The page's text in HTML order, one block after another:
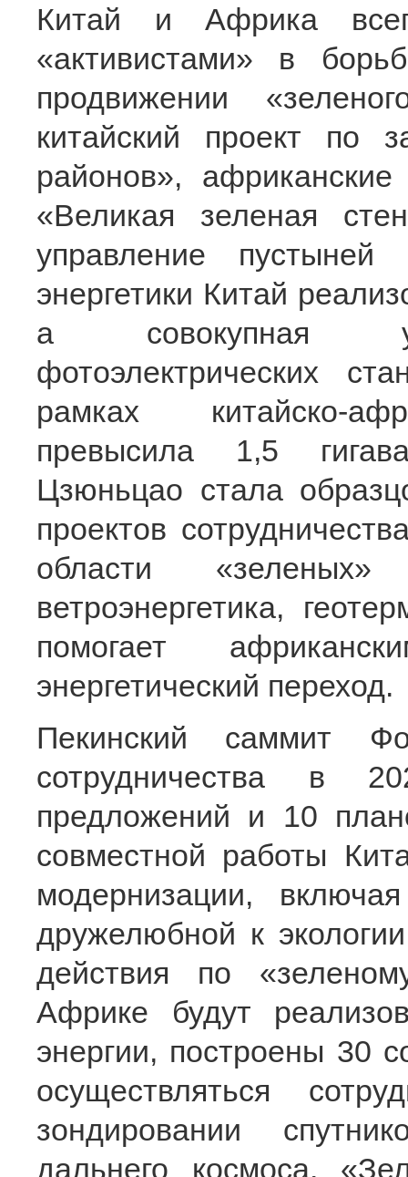
Китай и Африка
«активистами» в
продвижении
китайский проект по
районов»,
«Великая зеленая
управление
энергетики Китай
а совокупная
фотоэлектрических
рамках китайско-
превысила 1,5
Цзюньцао стала
проектов
области
ветроэнергетика,
помогает
энергетический переход.
Пекинский саммит
сотрудничества в
предложений и 10
совместной работы
модернизации,
дружелюбной к
действия по
Африке будут
энергии, построены 30
осуществляться
зондировании
дальнего космоса.